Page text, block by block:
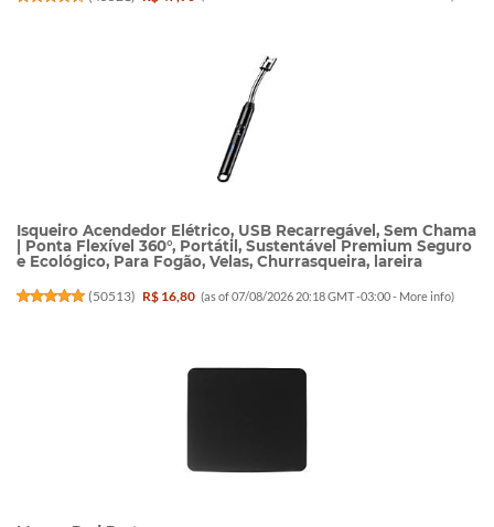
Isqueiro Acendedor Elétrico, USB Recarregável, Sem Chama
| Ponta Flexível 360°, Portátil, Sustentável Premium Seguro
e Ecológico, Para Fogão, Velas, Churrasqueira, lareira
(50513) R$ 16,80 (as of 07/08/2026 20:18 GMT -03:00 - More info)